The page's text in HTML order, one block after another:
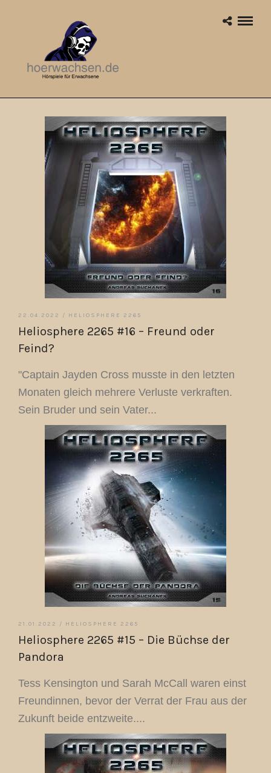
22.04.2022 / HELIOSPHERE 2265
Heliosphere 2265 #16 – Freund oder
Feind?
"Captain Jayden Cross musste in den letzten
Monaten gleich mehrere Verluste verkraften.
Sein Bruder und sein Vater...
21.01.2022 / HELIOSPHERE 2265
Heliosphere 2265 #15 – Die Büchse der
Pandora
Tess Kensington und Sarah McCall waren einst
Freundinnen, bevor der Verrat der Frau aus der
Zukunft beide entzweite....